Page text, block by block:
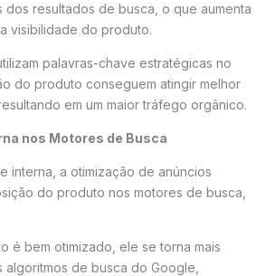
dos resultados de busca, o que aumenta
visibilidade do produto.
palavras-chave estratégicas no
do produto conseguem atingir melhor
em um maior tráfego orgânico.
nos Motores de Busca
interna, a otimização de anúncios
do produto nos motores de busca,
é bem otimizado, ele se torna mais
algoritmos de busca do Google,